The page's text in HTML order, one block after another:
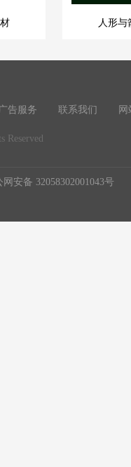
人形与
告服务 联系我们 网
网安备 32058302001043号